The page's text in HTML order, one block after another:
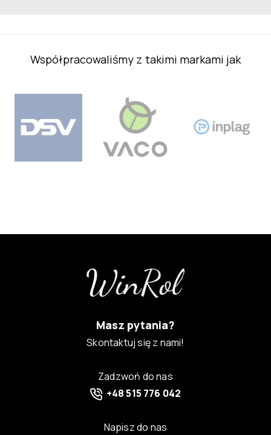
Współpracowaliśmy z takimi markami jak
Masz pytania?
Skontaktuj się z nami!
Zadzwoń do nas
+48 515 776 042
Napisz do nas